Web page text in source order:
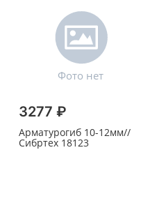
3277 ₽
Арматурогиб 10-12мм//
Сибртех 18123